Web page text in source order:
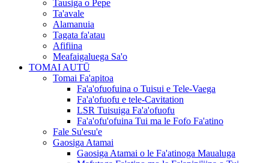
Tausiga o Pepe
Ta'avale
Alamanuia
Tagata fa'atau
Afifiina
Meafaigaluega Sa'o
TOMAI AUTŪ
Tomai Fa'apitoa
Fa'a'ofuofuina o Tuisui e Tele-Vaega
Fa'a'ofuofu e tele-Cavitation
LSR Tuisuiga Fa'a'ofuofu
Fa'a'ofu'ofuina Tui ma le Fofo Fa'atino
Fale Su'esu'e
Gaosiga Atamai
Gaosiga Atamai o le Fa'atinoga Maualuga